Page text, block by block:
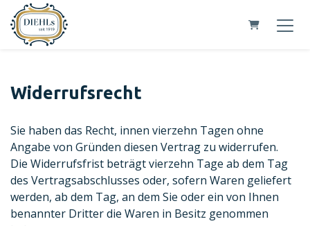
Warenkorb
Widerrufsrecht
Sie haben das Recht, innen vierzehn Tagen ohne
Angabe von Gründen diesen Vertrag zu widerrufen.
Die Widerrufsfrist beträgt vierzehn Tage ab dem Tag
des Vertragsabschlusses oder, sofern Waren geliefert
werden, ab dem Tag, an dem Sie oder ein von Ihnen
benannter Dritter die Waren in Besitz genommen